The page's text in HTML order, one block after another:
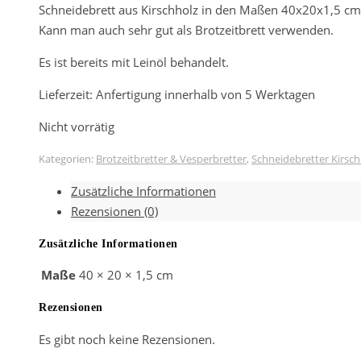
Schneidebrett aus Kirschholz in den Maßen 40x20x1,5
Kann man auch sehr gut als Brotzeitbrett verwenden.
Es ist bereits mit Leinöl behandelt.
Lieferzeit: Anfertigung innerhalb von 5 Werktagen
Nicht vorrätig
Kategorien: Brotzeitbretter & Vesperbretter, Schneidebretter
Zusätzliche Informationen
Rezensionen (0)
Zusätzliche Informationen
Maße 40 × 20 × 1,5 cm
Rezensionen
Es gibt noch keine Rezensionen.